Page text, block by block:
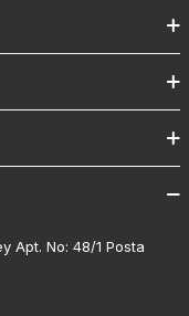
Apt. No: 48/1 Posta